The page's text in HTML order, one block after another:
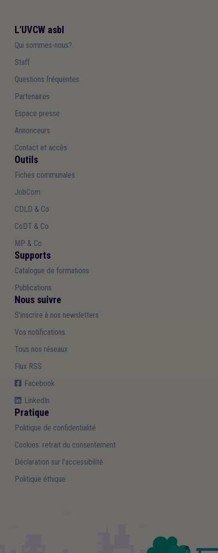
L'UVCW asbl
Qui sommes-nous?
Staff
Questions fréquentes
Partenaires
Espace presse
Annonceurs
Contact et accès
Outils
Fiches communales
JobCom
CDLD & Co
CoDT & Co
MP & Co
Supports
Catalogue de formations
Publications
Nous suivre
S'inscrire à nos newsletters
Vos notifications
Tous nos réseaux
Flux RSS
Facebook
LinkedIn
Pratique
Politique de confidentialité
Cookies: retrait du consentement
Déclaration sur l'accessibilité
Politique éthique